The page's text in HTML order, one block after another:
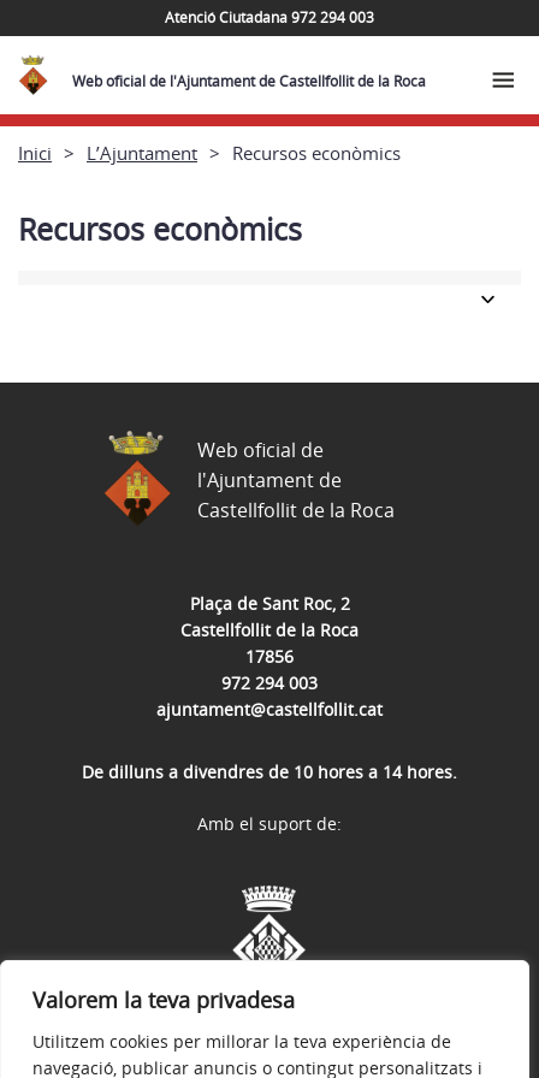
Valorem la teva privadesa
Utilitzem cookies per millorar la teva experiència de
navegació, publicar anuncis o contingut personalitzats i
Atenció Ciutadana 972 294 003
Web oficial de l'Ajuntament de Castellfollit de la Roca
Inici L’Ajuntament Recursos econòmics
Recursos econòmics
Plaça de Sant Roc, 2
Castellfollit de la Roca
17856
972 294 003
ajuntament@castellfollit.cat
De dilluns a divendres de 10 hores a 14 hores.
Web oficial de
l'Ajuntament de
Castellfollit de la Roca
Amb el suport de: